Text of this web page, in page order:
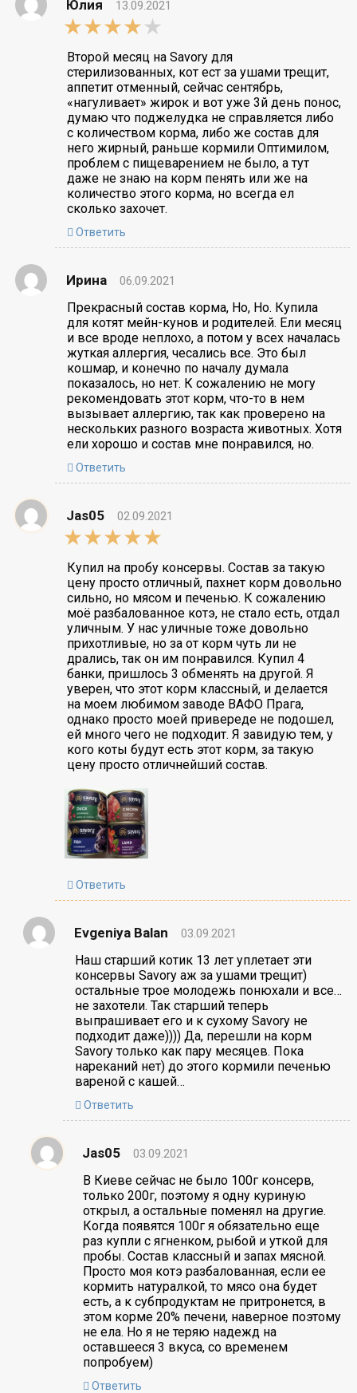
Юлия
13.09.2021
4,0
rating
Второй месяц на Savory для
стерилизованных, кот ест за ушами трещит,
аппетит отменный, сейчас сентябрь,
«нагуливает» жирок и вот уже 3й день понос,
думаю что поджелудка не справляется либо
с количеством корма, либо же состав для
него жирный, раньше кормили Оптимилом,
проблем с пищеварением не было, а тут
даже не знаю на корм пенять или же на
количество этого корма, но всегда ел
сколько захочет.
Ответить
Ирина 06.09.2021
Прекрасный состав корма, Но, Но. Купила
для котят мейн-кунов и родителей. Ели месяц
и все вроде неплохо, а потом у всех началась
жуткая аллергия, чесались все. Это был
кошмар, и конечно по началу думала
показалось, но нет. К сожалению не могу
рекомендовать этот корм, что-то в нем
вызывает аллергию, так как проверено на
нескольких разного возраста животных. Хотя
ели хорошо и состав мне понравился, но.
Ответить
Jas05
02.09.2021
5,0
rating
Купил на пробу консервы. Состав за такую
цену просто отличный, пахнет корм довольно
сильно, но мясом и печенью. К сожалению
моё разбалованное котэ, не стало есть, отдал
уличным. У нас уличные тоже довольно
прихотливые, но за от корм чуть ли не
дрались, так он им понравился. Купил 4
банки, пришлось 3 обменять на другой. Я
уверен, что этот корм классный, и делается
на моем любимом заводе ВАФО Прага,
однако просто моей привереде не подошел,
ей много чего не подходит. Я завидую тем, у
кого коты будут есть этот корм, за такую
цену просто отличнейший состав.
Ответить
Evgeniya Balan 03.09.2021
Наш старший котик 13 лет уплетает эти
консервы Savory аж за ушами трещит)
остальные трое молодежь понюхали и все…
не захотели. Так старший теперь
выпрашивает его и к сухому Savory не
подходит даже)))) Да, перешли на корм
Savory только как пару месяцев. Пока
нареканий нет) до этого кормили печенью
вареной с кашей…
Ответить
Jas05 03.09.2021
В Киеве сейчас не было 100г консерв,
только 200г, поэтому я одну куриную
открыл, а остальные поменял на другие.
Когда появятся 100г я обязательно еще
раз купли с ягненком, рыбой и уткой для
пробы. Состав классный и запах мясной.
Просто моя котэ разбалованная, если ее
кормить натуралкой, то мясо она будет
есть, а к субпродуктам не притронется, в
этом корме 20% печени, наверное поэтому
не ела. Но я не теряю надежд на
оставшееся 3 вкуса, со временем
попробуем)
Ответить